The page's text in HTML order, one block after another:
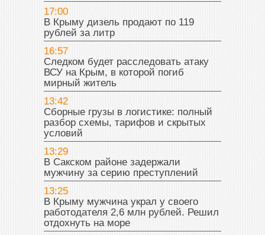
17:00
В Крыму дизель продают по 119
рублей за литр
16:57
Следком будет расследовать атаку
ВСУ на Крым, в которой погиб
мирный житель
13:42
Сборные грузы в логистике: полный
разбор схемы, тарифов и скрытых
условий
13:29
В Сакском районе задержали
мужчину за серию преступлений
13:25
В Крыму мужчина украл у своего
работодателя 2,6 млн рублей. Решил
отдохнуть на море